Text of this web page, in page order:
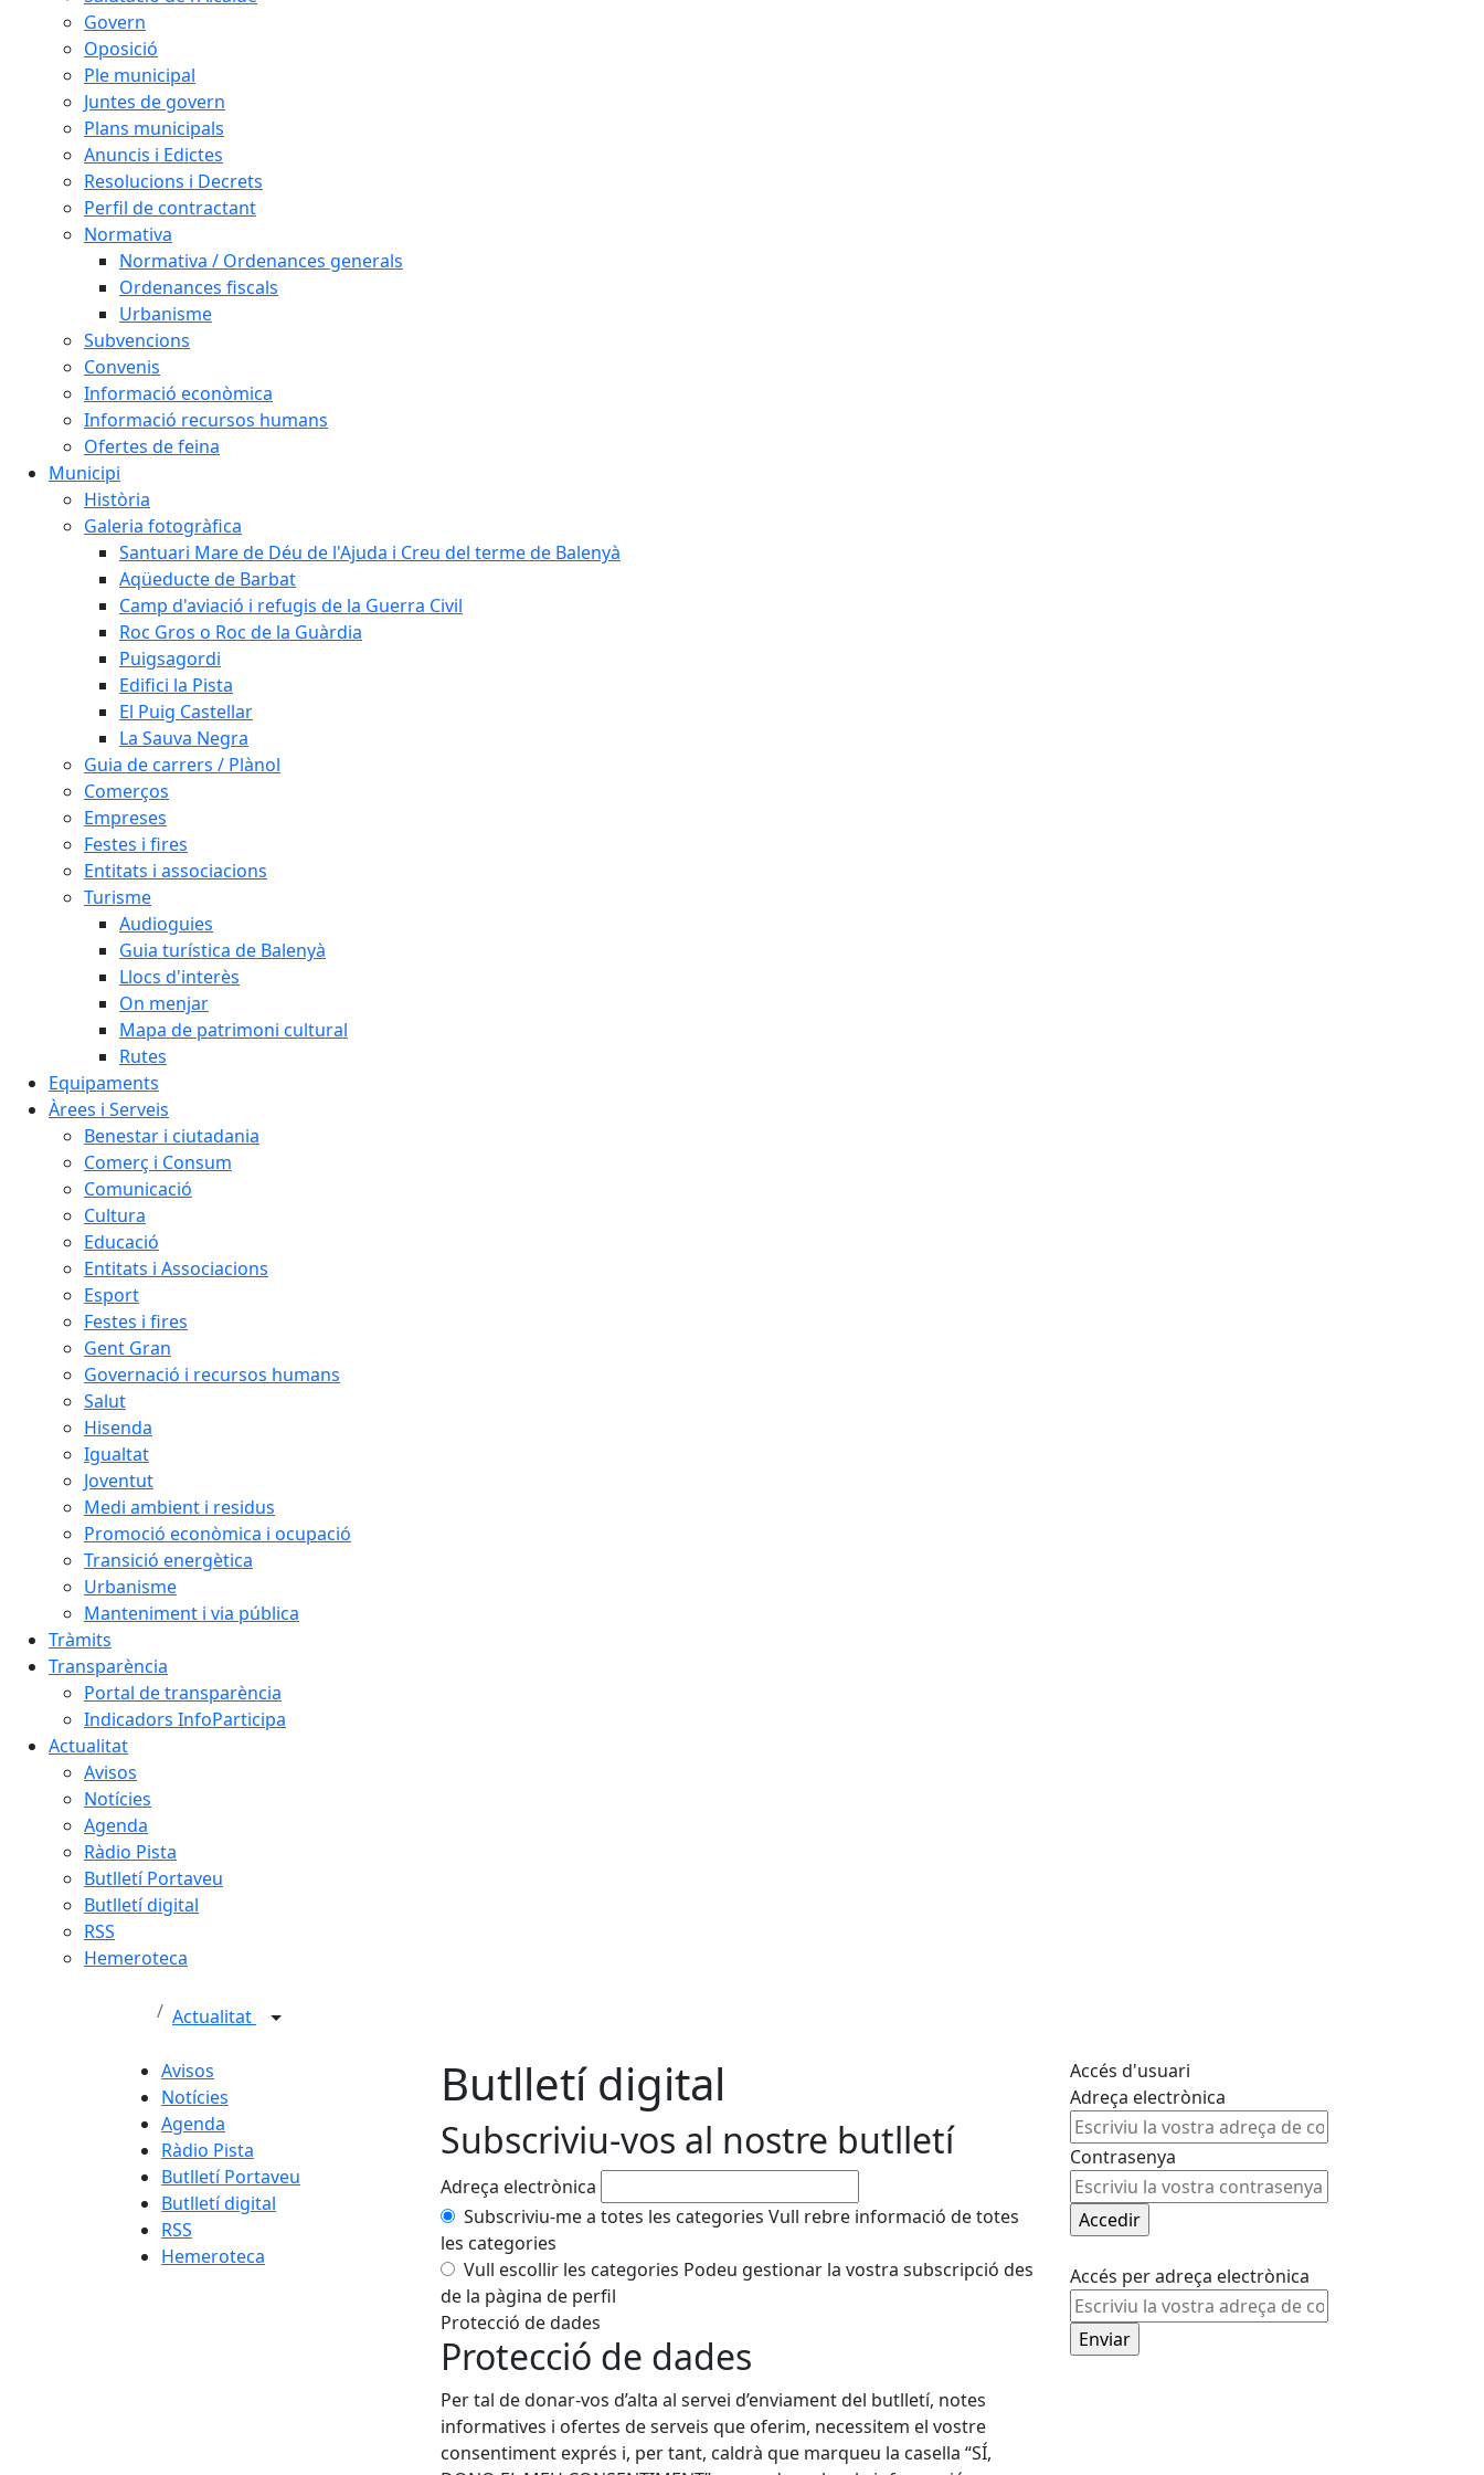
Govern
Oposició
Ple municipal
Juntes de govern
Plans municipals
Anuncis i Edictes
Resolucions i Decrets
Perfil de contractant
Normativa
Normativa / Ordenances generals
Ordenances fiscals
Urbanisme
Subvencions
Convenis
Informació econòmica
Informació recursos humans
Ofertes de feina
Municipi
Història
Galeria fotogràfica
Santuari Mare de Déu de l'Ajuda i Creu del terme de Balenyà
Aqüeducte de Barbat
Camp d'aviació i refugis de la Guerra Civil
Roc Gros o Roc de la Guàrdia
Puigsagordi
Edifici la Pista
El Puig Castellar
La Sauva Negra
Guia de carrers / Plànol
Comerços
Empreses
Festes i fires
Entitats i associacions
Turisme
Audioguies
Guia turística de Balenyà
Llocs d'interès
On menjar
Mapa de patrimoni cultural
Rutes
Equipaments
Àrees i Serveis
Benestar i ciutadania
Comerç i Consum
Comunicació
Cultura
Educació
Entitats i Associacions
Esport
Festes i fires
Gent Gran
Governació i recursos humans
Salut
Hisenda
Igualtat
Joventut
Medi ambient i residus
Promoció econòmica i ocupació
Transició energètica
Urbanisme
Manteniment i via pública
Tràmits
Transparència
Portal de transparència
Indicadors InfoParticipa
Actualitat
Avisos
Notícies
Agenda
Ràdio Pista
Butlletí Portaveu
Butlletí digital
RSS
Hemeroteca
Actualitat
Avisos
Notícies
Agenda
Ràdio Pista
Butlletí Portaveu
Butlletí digital
RSS
Hemeroteca
Butlletí digital
Subscriviu-vos al nostre butlletí
Adreça electrònica
Subscriviu-me a totes les categories Vull rebre informació de totes
les categories
Vull escollir les categories Podeu gestionar la vostra subscripció des
de la pàgina de perfil
Protecció de dades
Protecció de dades
Per tal de donar-vos d’alta al servei d’enviament del butlletí, notes
informatives i ofertes de serveis que oferim, necessitem el vostre
consentiment exprés i, per tant, caldrà que marqueu la casella “SÍ,
Accés d'usuari
Adreça electrònica
Contrasenya
Accés per adreça electrònica